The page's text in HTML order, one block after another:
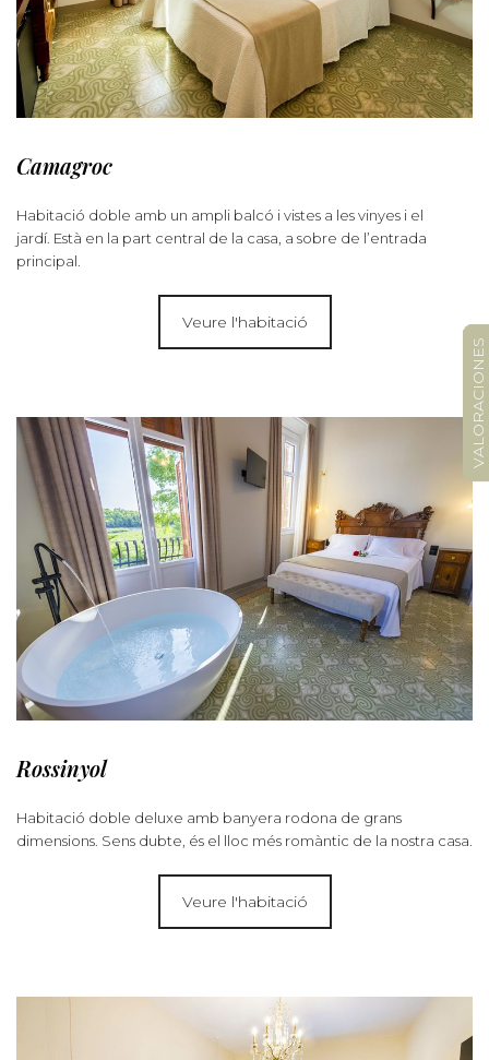
Camagroc
Habitació doble amb un ampli balcó i vistes a les vinyes i el
jardí. Està en la part central de la casa, a sobre de l’entrada
principal.
Veure l'habitació
Rossinyol
Habitació doble deluxe amb banyera rodona de grans
dimensions. Sens dubte, és el lloc més romàntic de la nostra casa.
Veure l'habitació
VALORACIONES